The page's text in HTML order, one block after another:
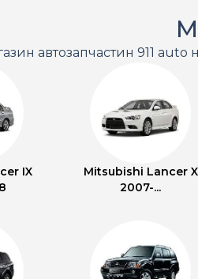
автозапчастин 911
IX
Mitsubishi Lancer X
2007-...